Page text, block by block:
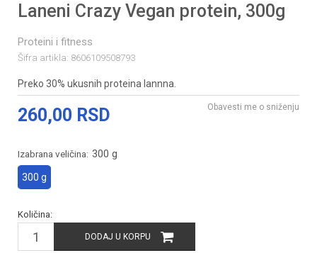
Laneni Crazy Vegan protein, 300g
Proteini i fitness
Šifra artikla: 8606109508793
Preko 30% ukusnih proteina lannna.
260,00 RSD Obavesti me o sniženju
Izabrana veličina: 300 g
300 g
Količina:
DODAJ U KORPU